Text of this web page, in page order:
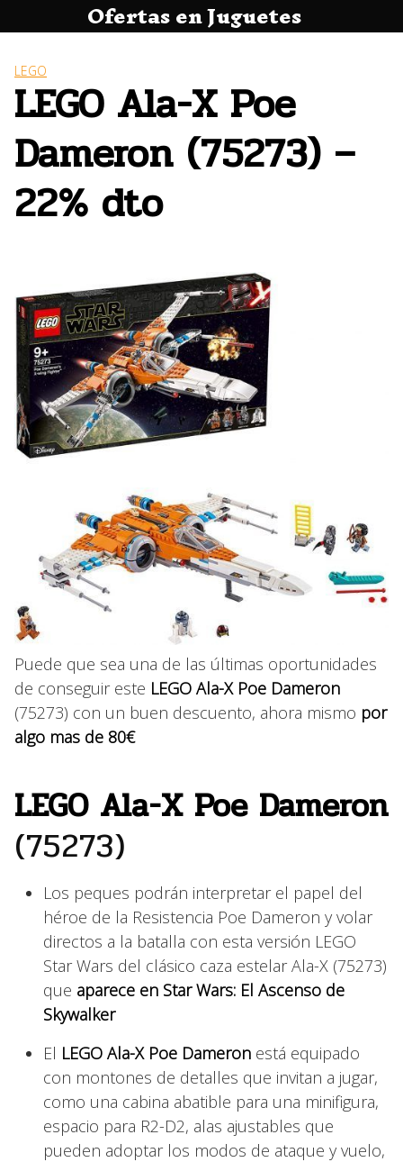
al
Ofertas en Juguetes
LEGO
LEGO Ala-X Poe
Dameron (75273) –
22% dto
Puede que sea una de las últimas oportunidades
de conseguir este LEGO Ala-X Poe Dameron
(75273) con un buen descuento, ahora mismo por
algo mas de 80€
LEGO Ala-X Poe Dameron
(75273)
Los peques podrán interpretar el papel del
héroe de la Resistencia Poe Dameron y volar
directos a la batalla con esta versión LEGO
Star Wars del clásico caza estelar Ala-X (75273)
que aparece en Star Wars: El Ascenso de
Skywalker
El LEGO Ala-X Poe Dameron está equipado
con montones de detalles que invitan a jugar,
como una cabina abatible para una minifigura,
espacio para R2-D2, alas ajustables que
pueden adoptar los modos de ataque y vuelo,